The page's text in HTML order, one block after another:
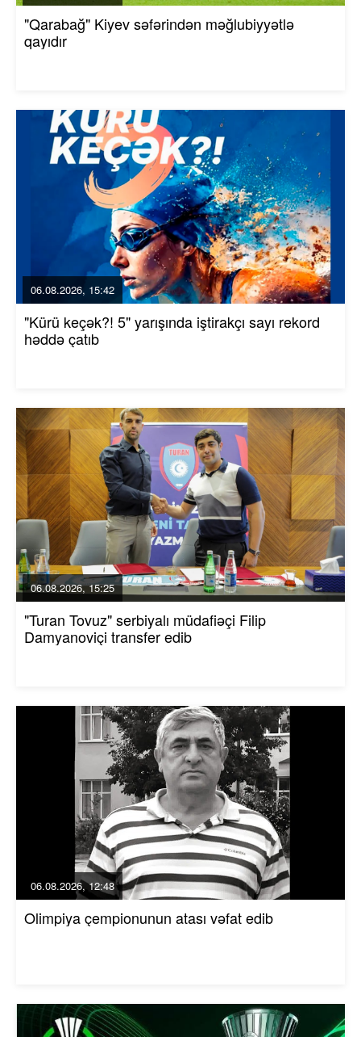
"Qarabağ" Kiyev səfərindən məğlubiyyətlə
qayıdır
06.08.2026, 15:42
"Kürü keçək?! 5" yarışında iştirakçı sayı rekord
həddə çatıb
06.08.2026, 15:25
"Turan Tovuz" serbiyalı müdafiəçi Filip
Damyanoviçi transfer edib
06.08.2026, 12:48
Olimpiya çempionunun atası vəfat edib